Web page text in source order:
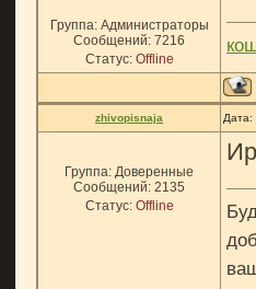
Группа: Администраторы
Сообщений: 7216
Статус: Offline
zhivopisnaja
Группа: Доверенные
Сообщений: 2135
Статус: Offline